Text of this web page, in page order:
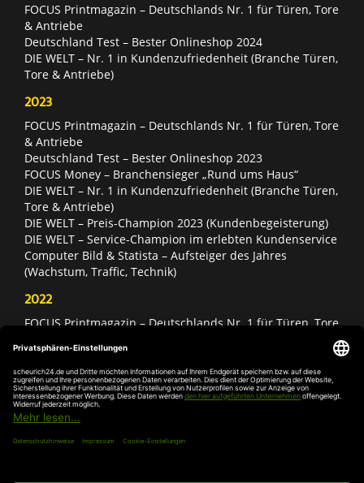
FOCUS Printmagazin – Deutschlands Nr. 1 für Türen, Tore
& Antriebe
Deutschland Test – Bester Onlineshop 2024
DIE WELT – Nr. 1 in Kundenzufriedenheit (Branche Türen,
Tore & Antriebe)
2023
FOCUS Printmagazin – Deutschlands Nr. 1 für Türen, Tore
& Antriebe
Deutschland Test – Bester Onlineshop 2023
FOCUS Money – Branchensieger „Rund ums Haus“
DIE WELT – Nr. 1 in Kundenzufriedenheit (Branche Türen,
Tore & Antriebe)
DIE WELT – Preis-Champion 2023 (Kundenbegeisterung)
DIE WELT – Service-Champion im erlebten Kundenservice
Computer Bild & Statista – Aufsteiger des Jahres
(Wachstum, Traffic, Technik)
2022
FOCUS Printmagazin – Deutschlands Nr. 1 für Türen, Tore
Deutschland Test – Bester Onlineshop 2022
FOCUS Money – Branchensieger „Rund ums Haus“
DIE WELT – Service-Champion im erlebten Kundenservice
DIE WELT – Branchengewinner Gold-Rang (Türen, Tore &
Antriebe)